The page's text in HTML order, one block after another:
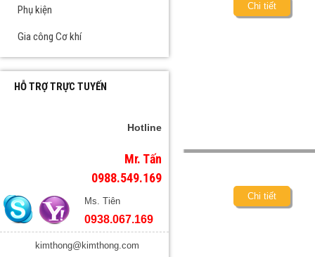
Phụ kiện
Gia công Cơ khí
HỖ TRỢ TRỰC TUYẾN
Hotline
Mr. Tấn
0988.549.169
Ms. Tiên
0938.067.169
kimthong@kimthong.com
Chi tiết
Chi tiết